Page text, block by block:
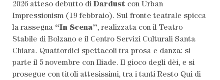
2026 atteso debutto di Dardust con Urban
Impressionism (19 febbraio). Sul fronte teatrale spicca
la rassegna “In Scena”, realizzata con il Teatro
Stabile di Bolzano e il Centro Servizi Culturali Santa
Chiara. Quattordici spettacoli tra prosa e danza: si
parte il 5 novembre con Iliade. Il gioco degli dèi, e si
prosegue con titoli attesissimi, tra i tanti Resto Qui di